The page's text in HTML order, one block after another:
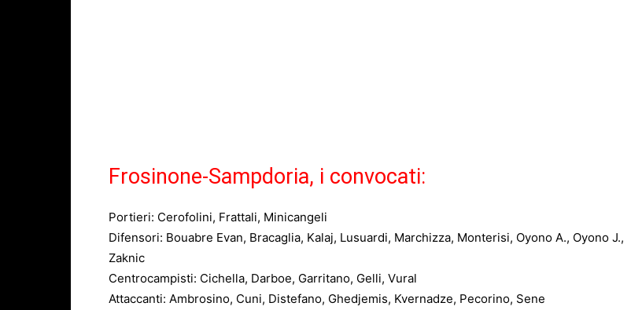
Frosinone-Sampdoria, i convocati:
Portieri: Cerofolini, Frattali, Minicangeli
Difensori: Bouabre Evan, Bracaglia, Kalaj, Lusuardi, Marchizza, Monterisi, Oyono A., Oyono J.,
Zaknic
Centrocampisti: Cichella, Darboe, Garritano, Gelli, Vural
Attaccanti: Ambrosino, Cuni, Distefano, Ghedjemis, Kvernadze, Pecorino, Sene